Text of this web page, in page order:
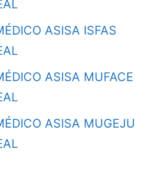
ASISA ISFAS
ASISA MUFACE
ASISA MUGEJU